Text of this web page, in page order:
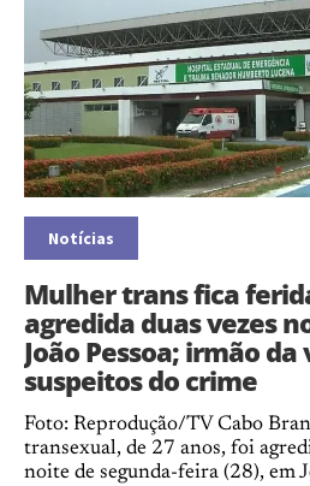
Notícias
Mulher trans fica
agredida duas vezes
João Pessoa; irmão
suspeitos do crime
Foto: Reprodução/TV Cabo
transexual, de 27 anos, foi
noite de segunda-feira (28), em